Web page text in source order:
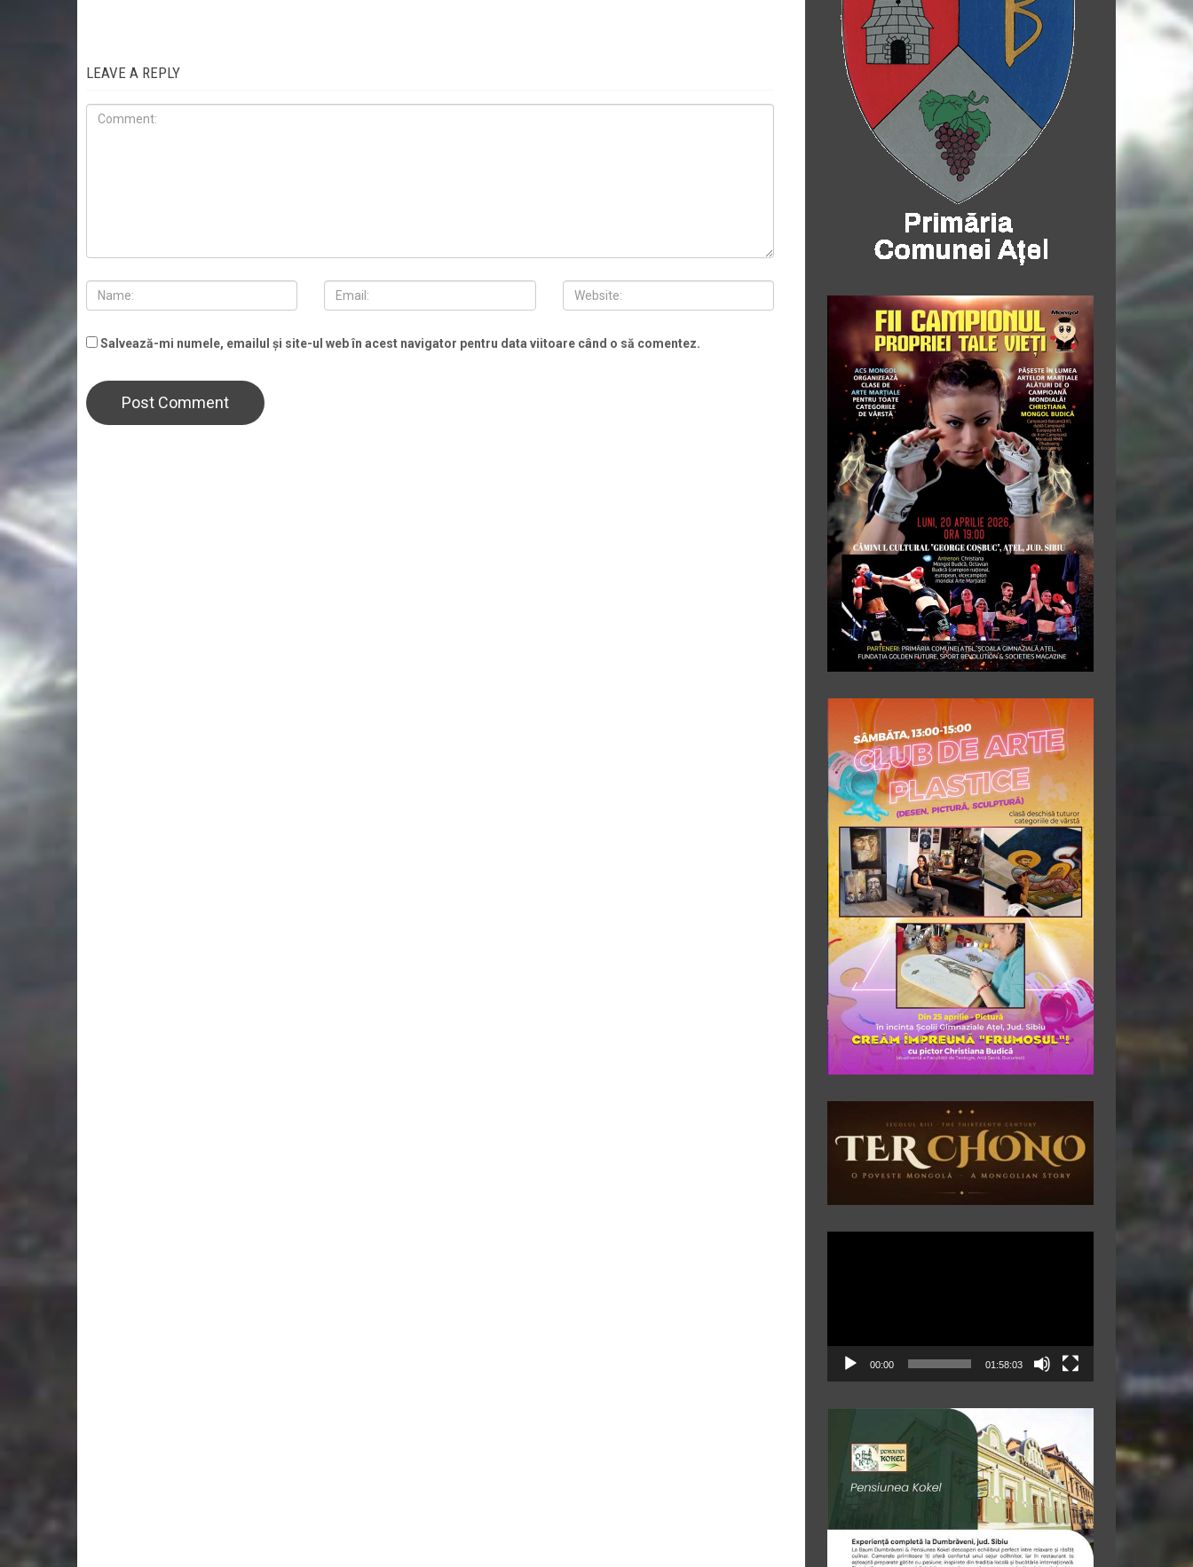
LEAVE A REPLY
Salvează-mi numele, emailul și site-ul web în acest navigator pentru data viitoare când o să comentez.
00:00 01:58:03